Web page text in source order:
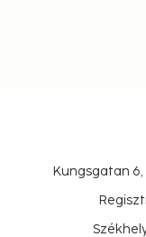
Kungsgatan 6,